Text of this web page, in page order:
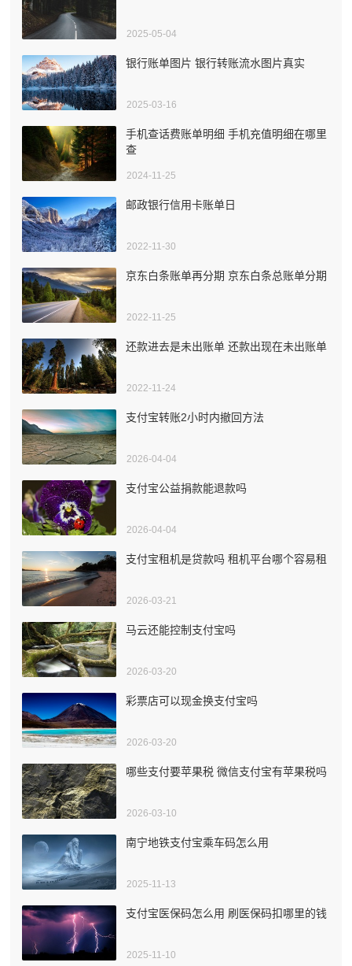
2025-05-04
银行账单图片 银行转账流水图片真实
2025-03-16
手机查话费账单明细 手机充值明细在哪里
查
2024-11-25
邮政银行信用卡账单日
2022-11-30
京东白条账单再分期 京东白条总账单分期
2022-11-25
还款进去是未出账单 还款出现在未出账单
2022-11-24
支付宝转账2小时内撤回方法
2026-04-04
支付宝公益捐款能退款吗
2026-04-04
支付宝租机是贷款吗 租机平台哪个容易租
2026-03-21
马云还能控制支付宝吗
2026-03-20
彩票店可以现金换支付宝吗
2026-03-20
哪些支付要苹果税 微信支付宝有苹果税吗
2026-03-10
南宁地铁支付宝乘车码怎么用
2025-11-13
支付宝医保码怎么用 刷医保码扣哪里的钱
2025-11-10